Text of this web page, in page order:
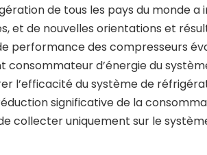
de tous les pays du monde a
et de nouvelles orientations et
performance des compresseurs
d’énergie du
l’efficacité du système de
significative de la
collecter uniquement sur le